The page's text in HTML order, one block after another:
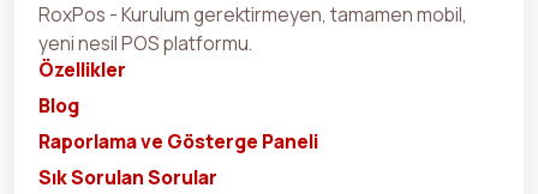
RoxPos - Kurulum gerektirmeyen, tamamen mobil,
yeni nesil POS platformu.
Özellikler
Blog
Raporlama ve Gösterge Paneli
Sık Sorulan Sorular